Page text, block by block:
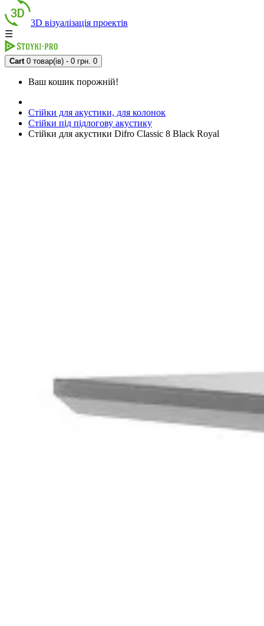
3D візуалізація проектів
☰
Cart 0 товар(ів) - 0 грн. 0
Ваш кошик порожній!
Стійки для акустики, для колонок
Стійки під підлогову акустику
Стійки для акустики Difro Classic 8 Black Royal